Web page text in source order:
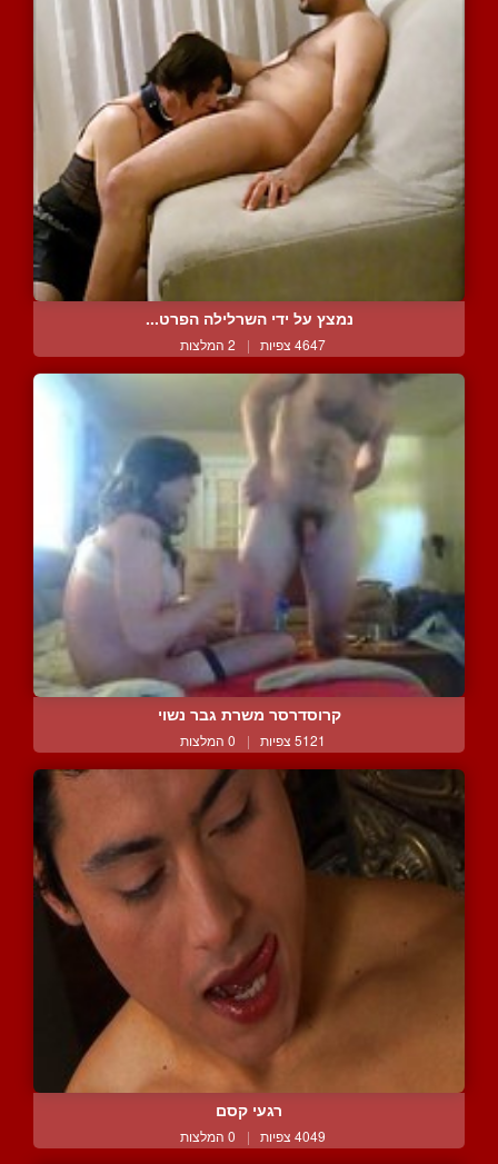
נמצץ על ידי השרלילה הפרט...
4647 צפיות | 2 המלצות
קרוסדרסר משרת גבר נשוי
5121 צפיות | 0 המלצות
רגעי קסם
4049 צפיות | 0 המלצות